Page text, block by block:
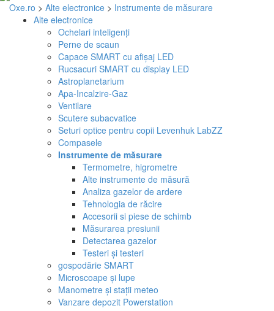
Oxe.ro > Alte electronice > Instrumente de măsurare
Alte electronice
Ochelari inteligenți
Perne de scaun
Capace SMART cu afișaj LED
Rucsacuri SMART cu display LED
Astroplanetarium
Apa-Incalzire-Gaz
Ventilare
Scutere subacvatice
Seturi optice pentru copii Levenhuk LabZZ
Compasele
Instrumente de măsurare
Termometre, higrometre
Alte instrumente de măsură
Analiza gazelor de ardere
Tehnologia de răcire
Accesorii si piese de schimb
Măsurarea presiunii
Detectarea gazelor
Testeri și testeri
gospodărie SMART
Microscoape și lupe
Manometre și stații meteo
Vanzare depozit Powerstation